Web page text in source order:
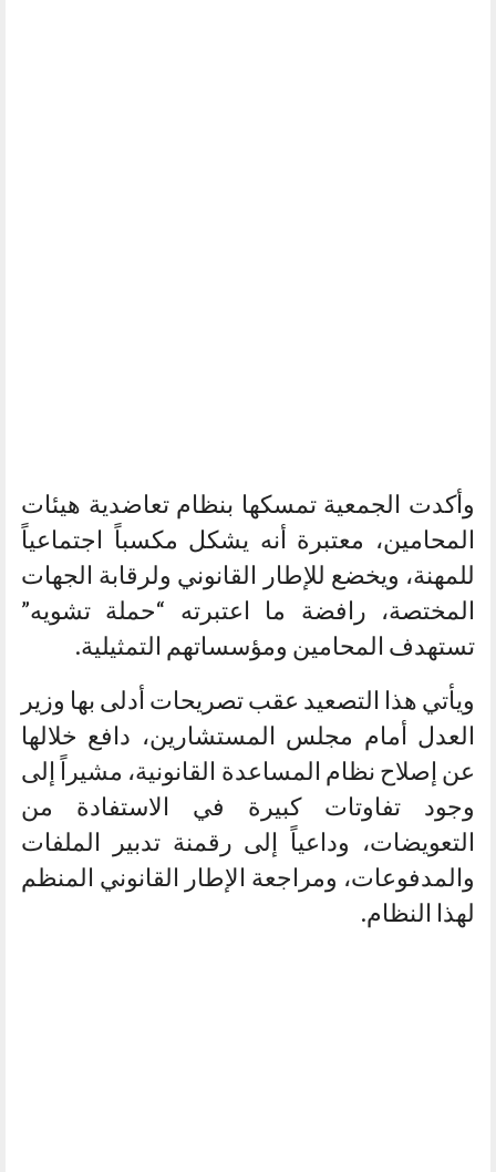
وأكدت الجمعية تمسكها بنظام تعاضدية هيئات
المحامين، معتبرة أنه يشكل مكسباً اجتماعياً
للمهنة، ويخضع للإطار القانوني ولرقابة الجهات
المختصة، رافضة ما اعتبرته “حملة تشويه”
تستهدف المحامين ومؤسساتهم التمثيلية.
ويأتي هذا التصعيد عقب تصريحات أدلى بها وزير
العدل أمام مجلس المستشارين، دافع خلالها
عن إصلاح نظام المساعدة القانونية، مشيراً إلى
وجود تفاوتات كبيرة في الاستفادة من
التعويضات، وداعياً إلى رقمنة تدبير الملفات
والمدفوعات، ومراجعة الإطار القانوني المنظم
لهذا النظام.